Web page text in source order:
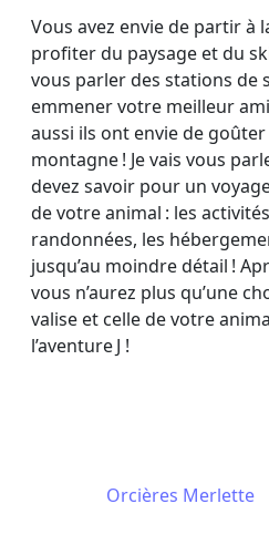
Vous avez envie de partir à
profiter du paysage et du
vous parler des stations de
emmener votre meilleur
aussi ils ont envie de
montagne ! Je vais vous
devez savoir pour un
de votre animal : les
randonnées, les
jusqu’au moindre détail !
vous n’aurez plus qu’une
valise et celle de votre
l’aventure J !
Orcières Merlette